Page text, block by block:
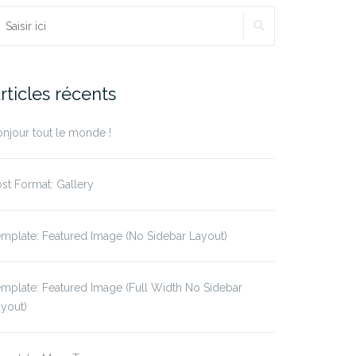
:
récents
tout le monde !
Format: Gallery
Featured Image (No Sidebar Layout)
Featured Image (Full Width No Sidebar